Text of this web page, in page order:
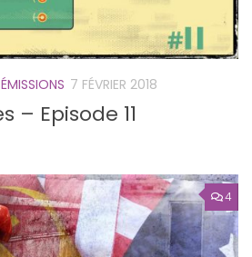
7 FÉVRIER 2018
– Episode 11
4